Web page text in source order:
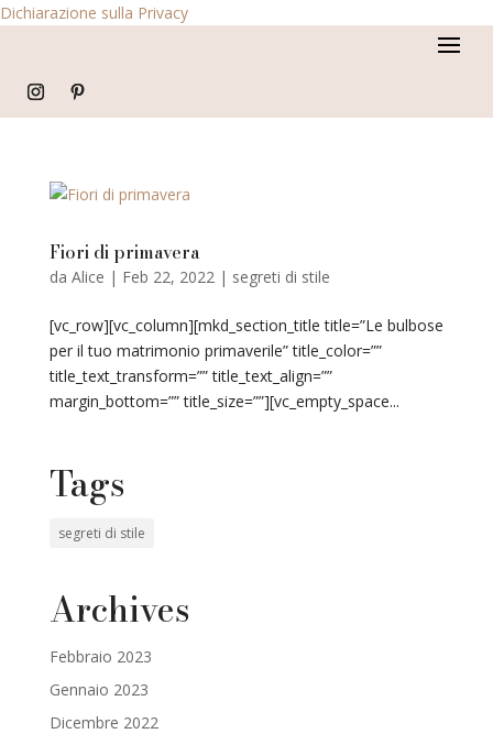
Dichiarazione sulla Privacy
Fiori di primavera
da Alice | Feb 22, 2022 | segreti di stile
[vc_row][vc_column][mkd_section_title title=”Le bulbose
per il tuo matrimonio primaverile” title_color=””
title_text_transform=”” title_text_align=””
margin_bottom=”” title_size=””][vc_empty_space...
Tags
segreti di stile
Archives
Febbraio 2023
Gennaio 2023
Dicembre 2022